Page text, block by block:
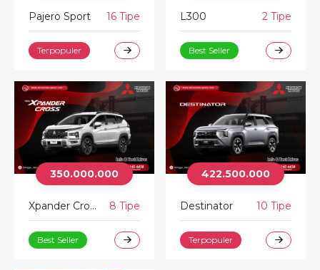
Pajero Sport 16 Tipe
Terpopuler
L300 2 Tipe
Best Seller
350.000.000
Xpander Cross 8 Tipe
Best Seller
422.500.000
Destinator 10 Tipe
Terpopuler